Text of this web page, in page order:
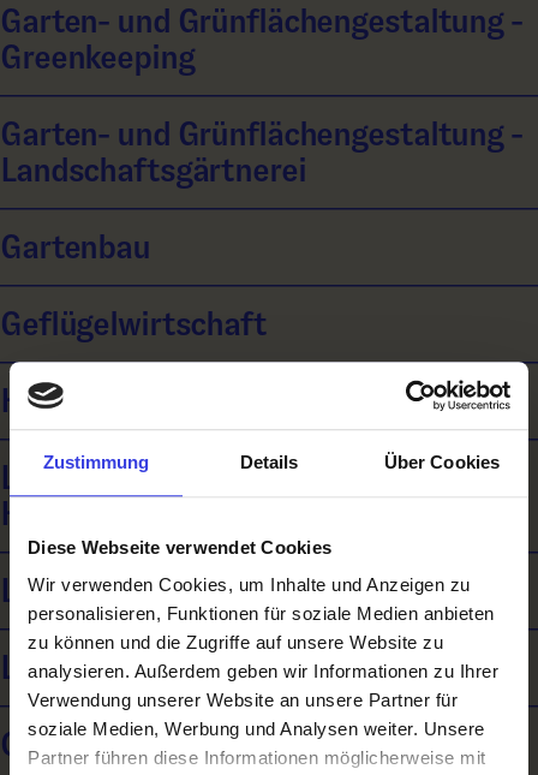
Zustimmung Details Über Cookies
Diese Webseite verwendet Cookies
Wir verwenden Cookies, um Inhalte und Anzeigen zu
personalisieren, Funktionen für soziale Medien anbieten
zu können und die Zugriffe auf unsere Website zu
analysieren. Außerdem geben wir Informationen zu Ihrer
Verwendung unserer Website an unsere Partner für
soziale Medien, Werbung und Analysen weiter. Unsere
Partner führen diese Informationen möglicherweise mit
Garten- und Grünflächengestaltung -
Greenkeeping
Garten- und Grünflächengestaltung -
Landschaftsgärtnerei
Gartenbau
Geflügelwirtschaft
Hufschmied*in
Ländliches Betriebs- und
Haushaltsmanagement
Landwirtschaft
Landwirtschaftliche Lagerhaltung
Obstbau und Obstverwertung